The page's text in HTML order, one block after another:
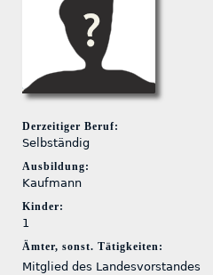
Derzeitiger Beruf:
Selbständig
Ausbildung:
Kaufmann
Kinder:
1
Ämter, sonst. Tätigkeiten:
Mitglied des Landesvorstandes